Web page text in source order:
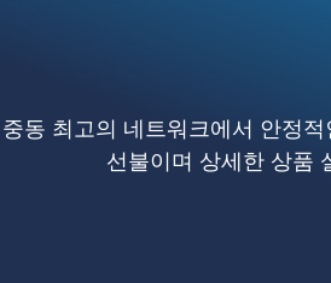
중동 최고의 네트워크에서 안정
선불이며 상세한 상품